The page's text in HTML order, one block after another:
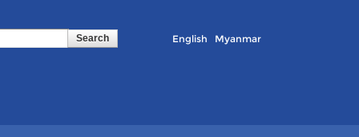
English Myanmar